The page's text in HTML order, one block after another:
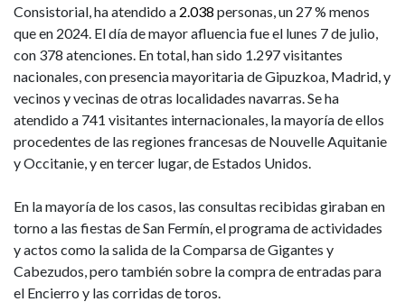
Consistorial, ha atendido a 2.038 personas, un 27 % menos
que en 2024. El día de mayor afluencia fue el lunes 7 de julio,
con 378 atenciones. En total, han sido 1.297 visitantes
nacionales, con presencia mayoritaria de Gipuzkoa, Madrid, y
vecinos y vecinas de otras localidades navarras. Se ha
atendido a 741 visitantes internacionales, la mayoría de ellos
procedentes de las regiones francesas de Nouvelle Aquitanie
y Occitanie, y en tercer lugar, de Estados Unidos.
En la mayoría de los casos, las consultas recibidas giraban en
torno a las fiestas de San Fermín, el programa de actividades
y actos como la salida de la Comparsa de Gigantes y
Cabezudos, pero también sobre la compra de entradas para
el Encierro y las corridas de toros.